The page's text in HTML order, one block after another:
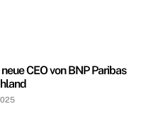
CEO von BNP Paribas